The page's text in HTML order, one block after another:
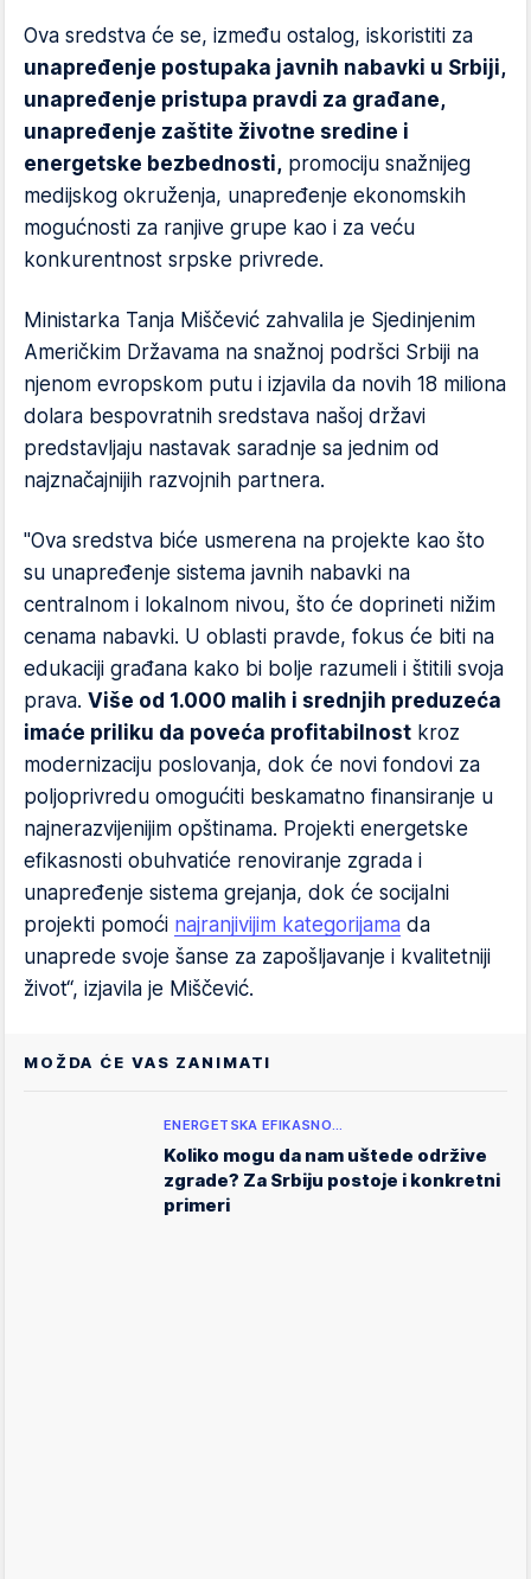
Ova sredstva će se, između ostalog, iskoristiti za
unapređenje postupaka javnih nabavki u Srbiji,
unapređenje pristupa pravdi za građane,
unapređenje zaštite životne sredine i
energetske bezbednosti, promociju snažnijeg
medijskog okruženja, unapređenje ekonomskih
mogućnosti za ranjive grupe kao i za veću
konkurentnost srpske privrede.
Ministarka Tanja Miščević zahvalila je Sjedinjenim
Američkim Državama na snažnoj podršci Srbiji na
njenom evropskom putu i izjavila da novih 18 miliona
dolara bespovratnih sredstava našoj državi
predstavljaju nastavak saradnje sa jednim od
najznačajnijih razvojnih partnera.
"Ova sredstva biće usmerena na projekte kao što
su unapređenje sistema javnih nabavki na
centralnom i lokalnom nivou, što će doprineti nižim
cenama nabavki. U oblasti pravde, fokus će biti na
edukaciji građana kako bi bolje razumeli i štitili svoja
prava. Više od 1.000 malih i srednjih preduzeća
imaće priliku da poveća profitabilnost kroz
modernizaciju poslovanja, dok će novi fondovi za
poljoprivredu omogućiti beskamatno finansiranje u
najnerazvijenijim opštinama. Projekti energetske
efikasnosti obuhvatiće renoviranje zgrada i
unapređenje sistema grejanja, dok će socijalni
projekti pomoći najranjivijim kategorijama da
unaprede svoje šanse za zapošljavanje i kvalitetniji
život“, izjavila je Miščević.
MOŽDA ĆE VAS ZANIMATI
ENERGETSKA EFIKASNO…
Koliko mogu da nam uštede održive
zgrade? Za Srbiju postoje i konkretni
primeri